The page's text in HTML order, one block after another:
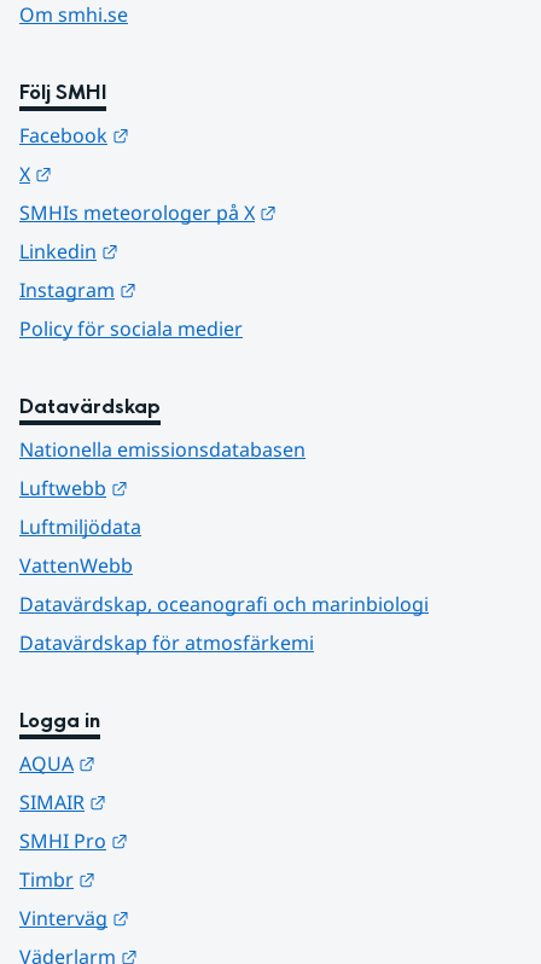
Om smhi.se
Följ SMHI
Facebook
X
SMHIs meteorologer på X
Linkedin
Instagram
Policy för sociala medier
Datavärdskap
Nationella emissionsdatabasen
Luftwebb
Luftmiljödata
VattenWebb
Datavärdskap, oceanografi och marinbiologi
Datavärdskap för atmosfärkemi
Logga in
AQUA
SIMAIR
SMHI Pro
Timbr
Vinterväg
Väderlarm